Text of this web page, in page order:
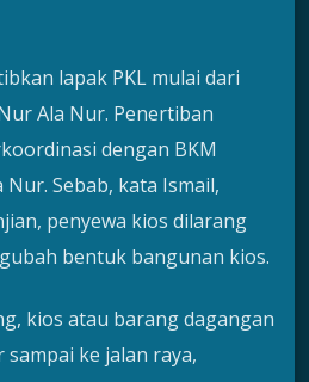
lapak PKL mulai dari
Ala Nur. Penertiban
dengan BKM
Sebab, kata Ismail,
penyewa kios dilarang
bentuk bangunan kios.
kios atau barang dagangan
ke jalan raya,